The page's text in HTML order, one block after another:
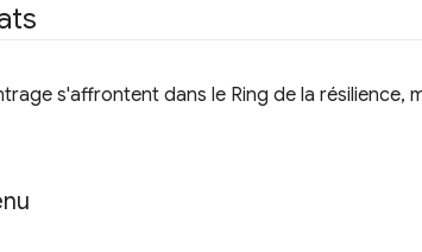
s'affrontent dans le Ring de la résilience,